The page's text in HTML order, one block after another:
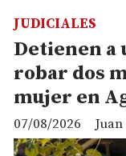
Detienen a
robar dos
mujer en
JUDICIALES
07/08/2026